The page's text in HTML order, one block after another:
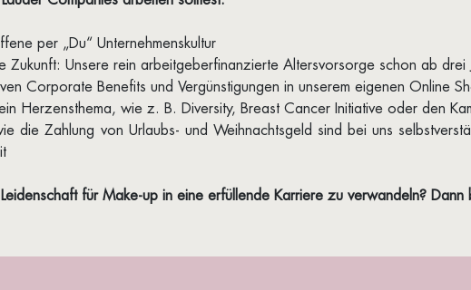
per „Du“ Unternehmenskultur
Zukunft: Unsere rein arbeitgeberfinanzierte Altersvorsorge schon ab drei
Corporate Benefits und Vergünstigungen in unserem eigenen Online
Herzensthema, wie z. B. Diversity, Breast Cancer Initiative oder den
die Zahlung von Urlaubs- und Weihnachtsgeld sind bei uns
für Make-up in eine erfüllende Karriere zu verwandeln?